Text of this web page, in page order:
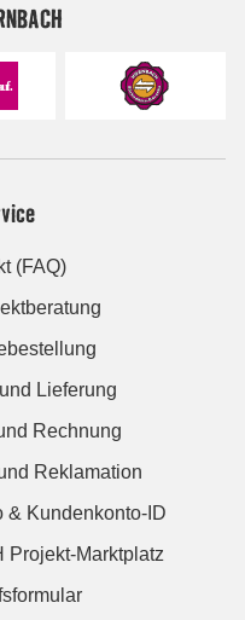
(FAQ)
Lieferung
Rechnung
Reklamation
& Kundenkonto-ID
Projekt-Marktplatz